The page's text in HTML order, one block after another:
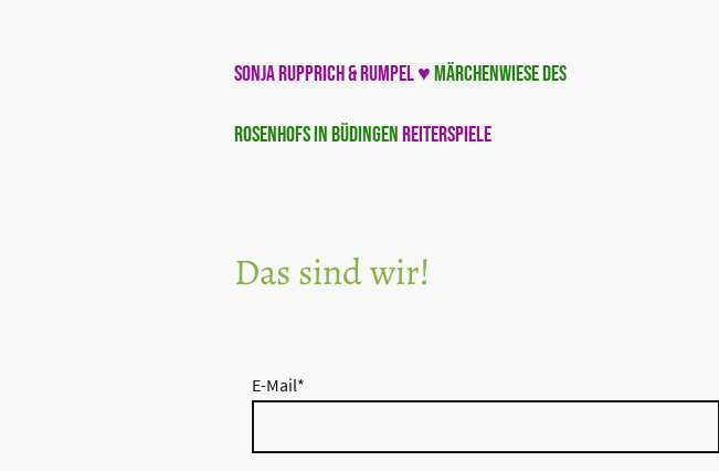
Sonja Rupprich & Rumpel ♥Märchenwiese des
Rosenhofs in BüdingenReiterspiele
- 07.08.2026
Das sind wir!
E-Mail*